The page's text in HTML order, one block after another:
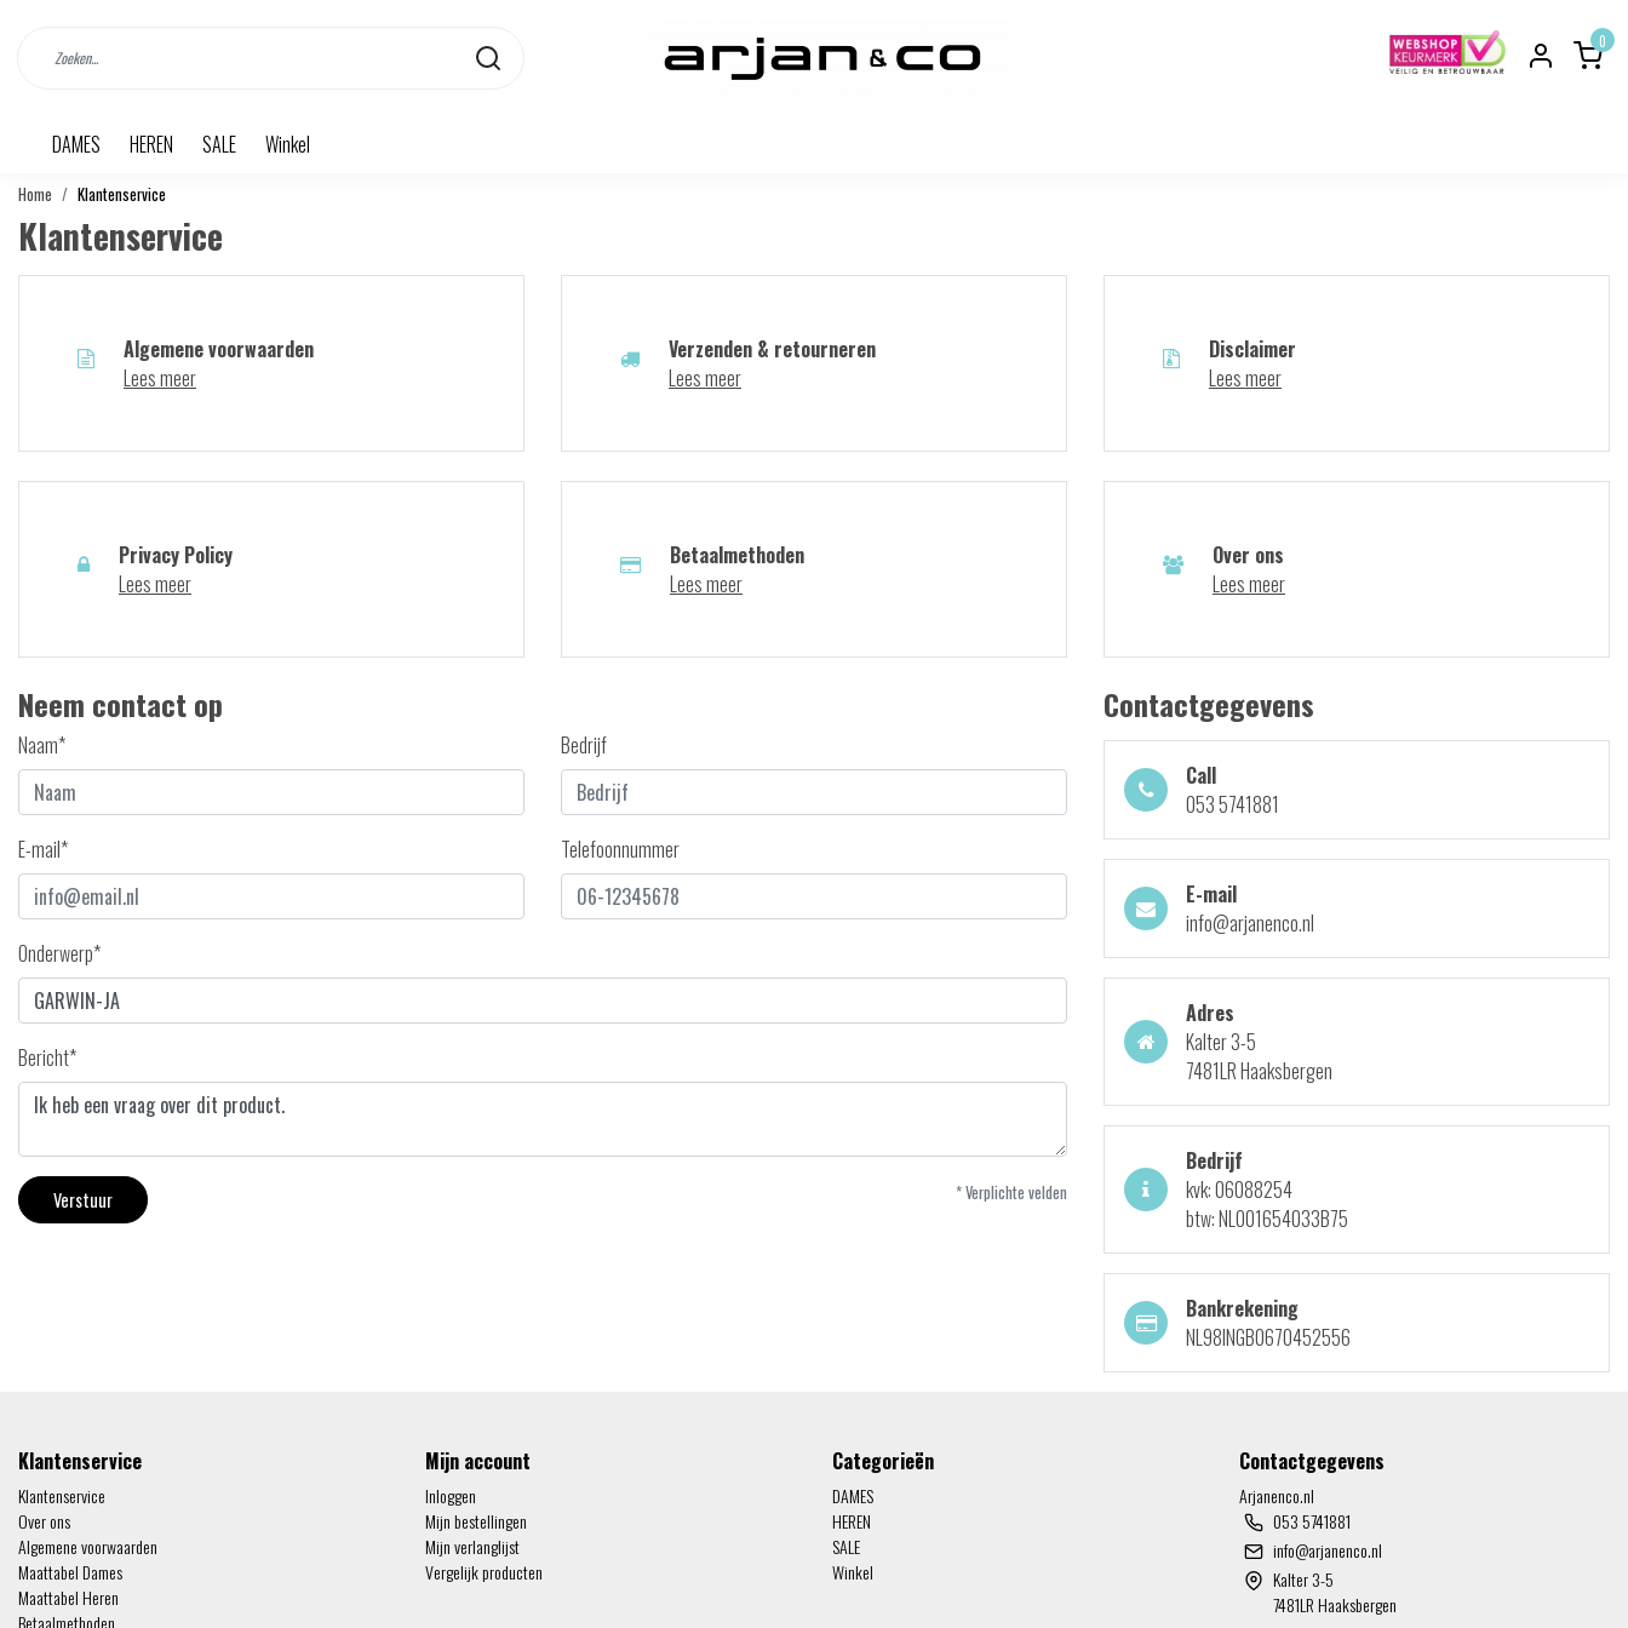
0
DAMES HEREN SALE Winkel
Home Klantenservice
Klantenservice
Algemene voorwaarden
Lees meer
Verzenden & retourneren
Lees meer
Disclaimer
Lees meer
Privacy Policy
Lees meer
Betaalmethoden
Lees meer
Over ons
Lees meer
Neem contact op
Naam* Bedrijf
E-mail* Telefoonnummer
Onderwerp*
Bericht*
Verstuur * Verplichte velden
Contactgegevens
Call
053 5741881
E-mail
info@arjanenco.nl
Adres
Kalter 3-5
7481LR Haaksbergen
Bedrijf
kvk: 06088254
btw: NL001654033B75
Bankrekening
NL98INGB0670452556
Klantenservice
Klantenservice
Over ons
Algemene voorwaarden
Maattabel Dames
Maattabel Heren
Betaalmethoden
Mijn account
Inloggen
Mijn bestellingen
Mijn verlanglijst
Vergelijk producten
Categorieën
DAMES
HEREN
SALE
Winkel
Contactgegevens
Arjanenco.nl
053 5741881
info@arjanenco.nl
Kalter 3-5
7481LR Haaksbergen